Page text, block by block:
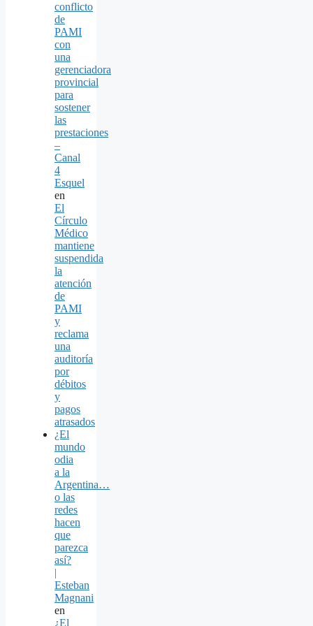
conflicto
de
PAMI
con
una
gerenciadora
provincial
para
sostener
las
prestaciones
–
Canal
4
Esquel
en
El
Círculo
Médico
mantiene
suspendida
la
atención
de
PAMI
y
reclama
una
auditoría
por
débitos
y
pagos
atrasados
¿El
mundo
odia
a la
Argentina…
o las
redes
hacen
que
parezca
así?
|
Esteban
Magnani
en
¿El